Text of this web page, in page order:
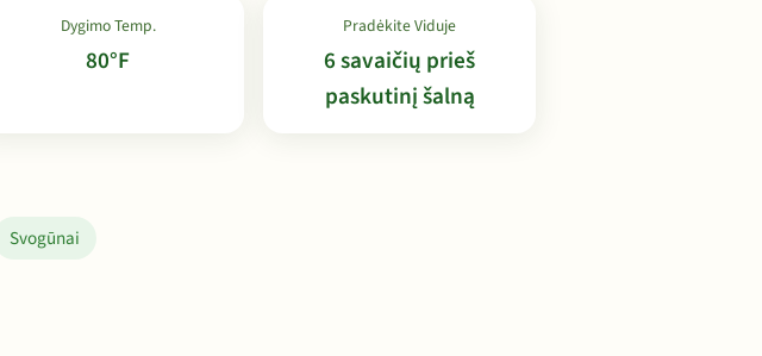
Dygimo Temp.
80°F
Pradėkite Viduje
6 savaičių prieš
paskutinį šalną
Svogūnai